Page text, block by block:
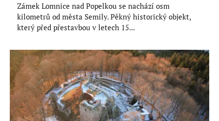
Zámek Lomnice nad Popelkou se nachází osm
kilometrů od města Semily. Pěkný historický objekt,
který před přestavbou v letech 15...